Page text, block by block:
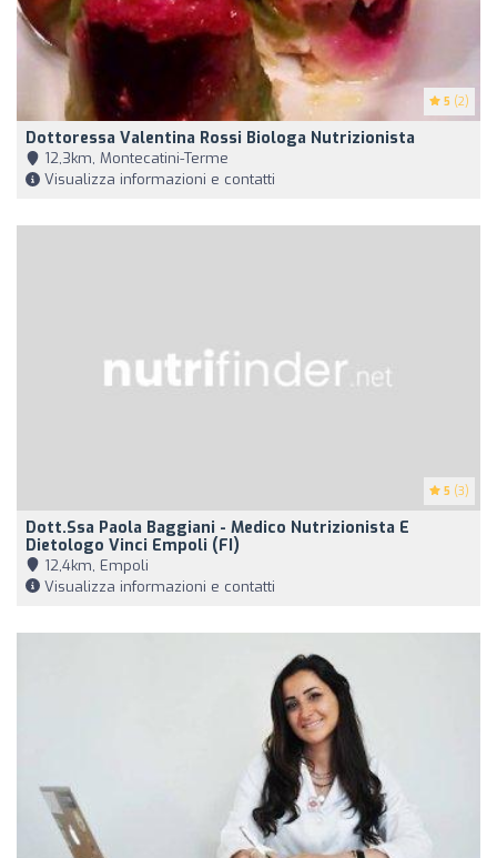
5 (2)
Dottoressa Valentina Rossi Biologa Nutrizionista
12,3km, Montecatini-Terme
Visualizza informazioni e contatti
5 (3)
Dott.ssa Paola Baggiani - Medico Nutrizionista E
Dietologo Vinci Empoli (FI)
12,4km, Empoli
Visualizza informazioni e contatti